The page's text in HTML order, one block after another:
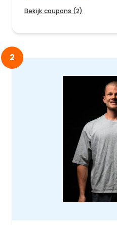
Bekijk coupons (2)
2